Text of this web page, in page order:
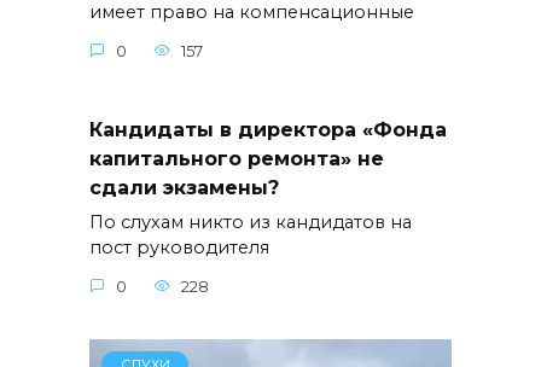
имеет право на компенсационные
0 157
Кандидаты в директора «Фонда
капитального ремонта» не
сдали экзамены?
По слухам никто из кандидатов на
пост руководителя
0 228